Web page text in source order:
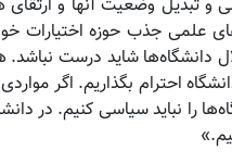
و تبدیل وضعیت آنها و
علمی جذب حوزه اختیارات
دانشگاه‌ها شاید درست
احترام بگذاریم. اگر
را نباید سیاسی کنیم.